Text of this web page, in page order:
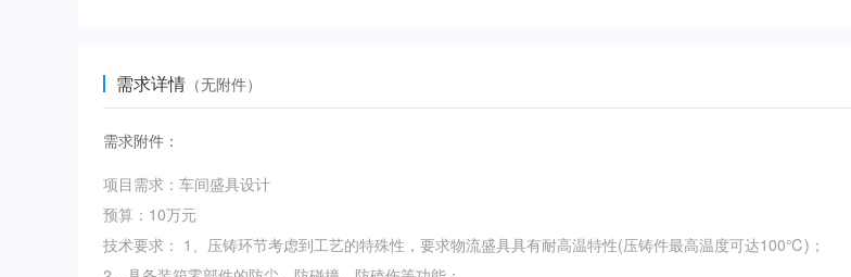
需求详情 （无附件）
需求附件：
项目需求：车间盛具设计
预算：10万元
技术要求： 1、压铸环节考虑到工艺的特殊性，要求物流盛具具有耐高温特性(压铸件最高温度可达100℃)；